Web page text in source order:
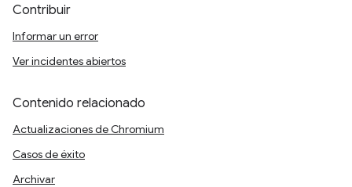
Contribuir
Informar un error
Ver incidentes abiertos
Contenido relacionado
Actualizaciones de Chromium
Casos de éxito
Archivar